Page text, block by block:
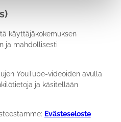
käyttäjäkokemuksen
ja mahdollisesti
YouTube-videoiden avulla
ja käsitellään
Evästeseloste